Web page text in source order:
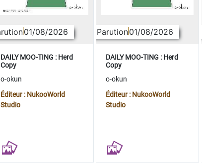
01/08/2026
DAILY MOO-TING : Herd
Copy
o-okun
Éditeur : NukooWorld
Studio
Parution01/08/2026
DAILY MOO-TING : Herd
Copy
o-okun
Éditeur : NukooWorld
Studio